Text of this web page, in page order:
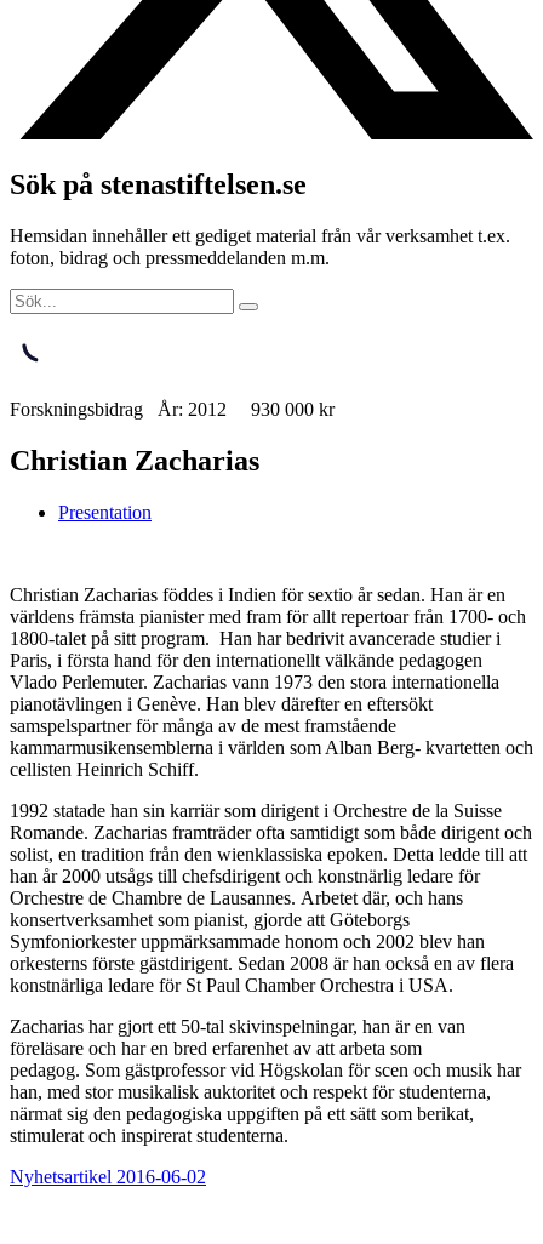
Sök på stenastiftelsen.se
Hemsidan innehåller ett gediget material från vår verksamhet t.ex.
foton, bidrag och pressmeddelanden m.m.
Forskningsbidrag År: 2012 930 000 kr
Christian Zacharias
Presentation
Christian Zacharias föddes i Indien för sextio år sedan. Han är en
världens främsta pianister med fram för allt repertoar från 1700- och
1800-talet på sitt program. Han har bedrivit avancerade studier i
Paris, i första hand för den internationellt välkände pedagogen
Vlado Perlemuter. Zacharias vann 1973 den stora internationella
pianotävlingen i Genève. Han blev därefter en eftersökt
samspelspartner för många av de mest framstående
kammarmusikensemblerna i världen som Alban Berg- kvartetten och
cellisten Heinrich Schiff.
1992 statade han sin karriär som dirigent i Orchestre de la Suisse
Romande. Zacharias framträder ofta samtidigt som både dirigent och
solist, en tradition från den wienklassiska epoken. Detta ledde till att
han år 2000 utsågs till chefsdirigent och konstnärlig ledare för
Orchestre de Chambre de Lausannes. Arbetet där, och hans
konsertverksamhet som pianist, gjorde att Göteborgs
Symfoniorkester uppmärksammade honom och 2002 blev han
orkesterns förste gästdirigent. Sedan 2008 är han också en av flera
konstnärliga ledare för St Paul Chamber Orchestra i USA.
Zacharias har gjort ett 50-tal skivinspelningar, han är en van
föreläsare och har en bred erfarenhet av att arbeta som
pedagog. Som gästprofessor vid Högskolan för scen och musik har
han, med stor musikalisk auktoritet och respekt för studenterna,
närmat sig den pedagogiska uppgiften på ett sätt som berikat,
stimulerat och inspirerat studenterna.
Nyhetsartikel 2016-06-02